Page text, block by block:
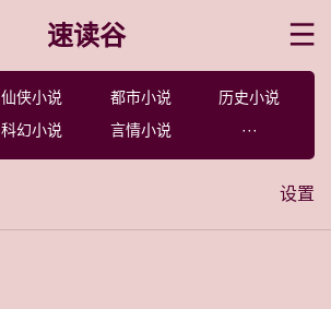
速读谷
仙侠小说 都市小说
历史小说
科幻小说 言情小说 ···
设置